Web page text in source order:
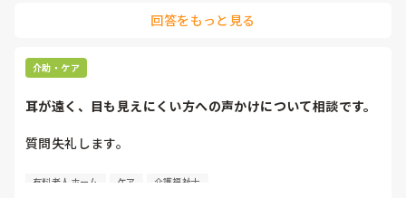
利用者様にとっても良い経験にもなりますね！
回答をもっと見る
介助・ケア
耳が遠く、目も見えにくい方への声かけについて相談です。
質問失礼します。
耳が遠く、目もあまり見えていない利用者様への声かけにつ
有料老人ホーム ケア 介護福祉士